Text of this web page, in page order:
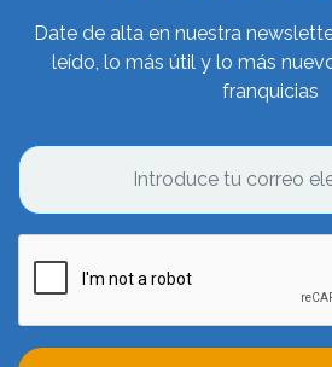
Date de alta en nuestra
leído, lo más útil y lo más
franquicias